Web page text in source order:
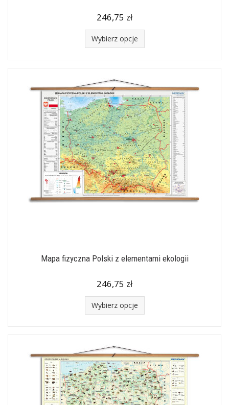
246,75 zł
Wybierz opcje
Mapa fizyczna Polski z elementami ekologii
246,75 zł
Wybierz opcje